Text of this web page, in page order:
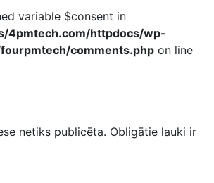
variable $consent in
4pmtech.com/httpdocs/wp-
comments.php on line
netiks publicēta. Obligātie lauki ir